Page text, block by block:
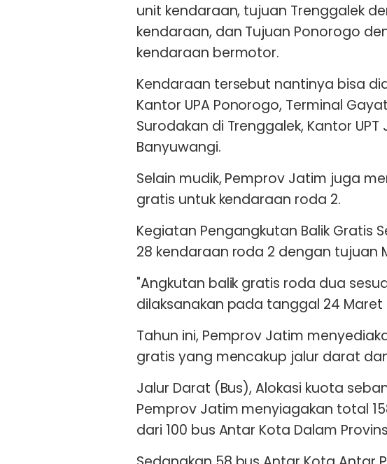
unit kendaraan, tujuan Trenggalek
kendaraan, dan Tujuan Ponorogo
kendaraan bermotor.
Kendaraan tersebut nantinya bisa
Kantor UPA Ponorogo, Terminal
Surodakan di Trenggalek, Kantor
Banyuwangi.
Selain mudik, Pemprov Jatim juga
gratis untuk kendaraan roda 2.
Kegiatan Pengangkutan Balik Gratis
28 kendaraan roda 2 dengan tujuan
"Angkutan balik gratis roda dua
dilaksanakan pada tanggal 24 Maret
Tahun ini, Pemprov Jatim
gratis yang mencakup jalur darat
Jalur Darat (Bus), Alokasi kuota
Pemprov Jatim menyiagakan total
dari 100 bus Antar Kota Dalam